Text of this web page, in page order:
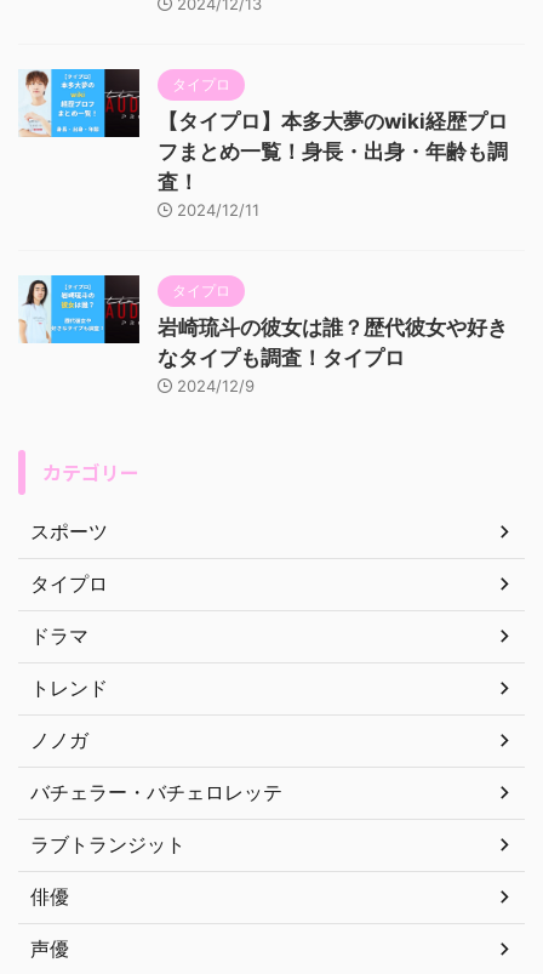
タイプロ
【タイプロ】本多大夢のwiki経歴プロ
フまとめ一覧！身長・出身・年齢も調
査！
2024/12/11
タイプロ
岩崎琉斗の彼女は誰？歴代彼女や好き
なタイプも調査！タイプロ
2024/12/9
カテゴリー
スポーツ
タイプロ
ドラマ
トレンド
ノノガ
バチェラー・バチェロレッテ
ラブトランジット
俳優
声優